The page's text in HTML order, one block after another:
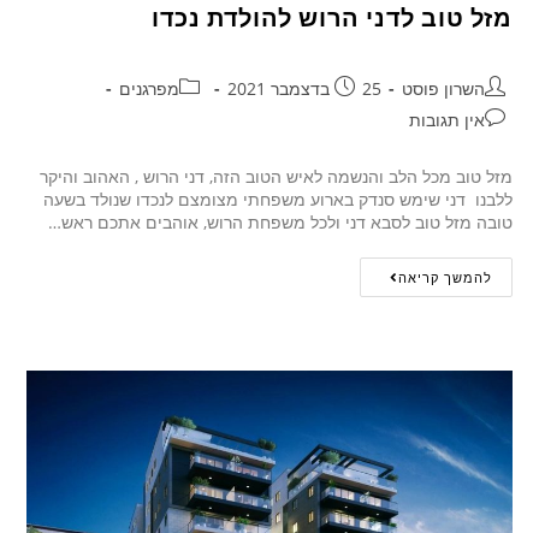
מזל טוב לדני הרוש להולדת נכדו
השרון פוסט 25 בדצמבר 2021
מפרגנים
אין תגובות
מזל טוב מכל הלב והנשמה לאיש הטוב הזה, דני הרוש , האהוב והיקר
ללבנו דני שימש סנדק בארוע משפחתי מצומצם לנכדו שנולד בשעה
טובה מזל טוב לסבא דני ולכל משפחת הרוש, אוהבים אתכם ראש…
להמשך קריאה